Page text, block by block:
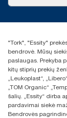
+370 5 268
UAB Essity
LT-03160
"Tork", "Essity"
bendrovė. Mūsų
paslaugas. Prekyba
kitų stiprių prekių
„Leukoplast“,
„TOM Organic“
šalių. „Essity“ dirba
pardavimai siekė
Bendrovės